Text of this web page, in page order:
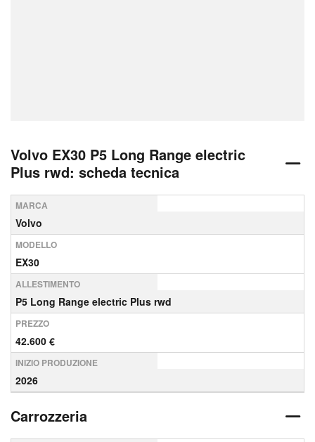
Volvo EX30 P5 Long Range electric
Plus rwd: scheda tecnica
MARCA
Volvo
MODELLO
EX30
ALLESTIMENTO
P5 Long Range electric Plus rwd
PREZZO
42.600 €
INIZIO PRODUZIONE
2026
Carrozzeria